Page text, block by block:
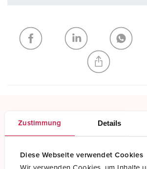
Zustimmung Details
Diese Webseite verwendet Cookies
My list
CREATE A NEW LIST
Screw terminals
Standard
Read more